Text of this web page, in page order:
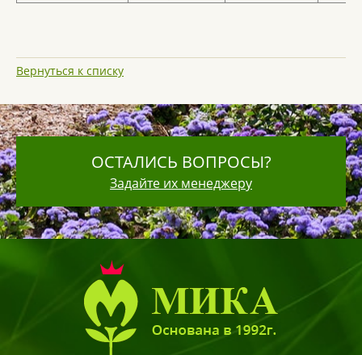
Вернуться к списку
ОСТАЛИСЬ ВОПРОСЫ?
Задайте их менеджеру